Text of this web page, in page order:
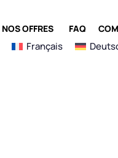
NOS OFFRES OUVRIR NOS
FAQ
Français